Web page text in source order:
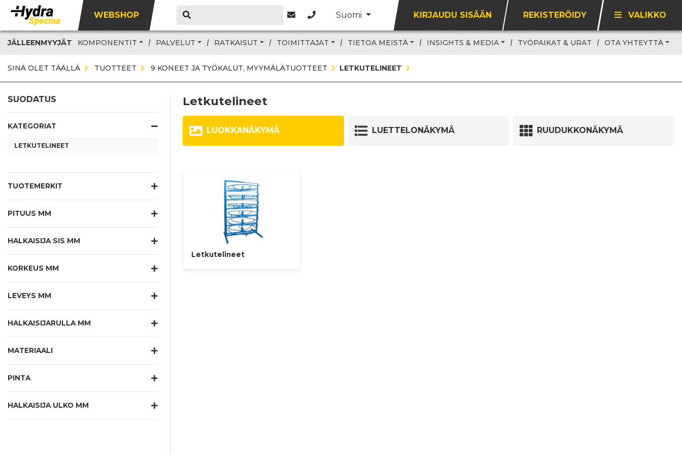
WEBSHOP Suomi KIRJAUDU SISÄÄN REKISTERÖIDY VALIKKO
JÄLLEENMYYJÄT KOMPONENTIT PALVELUT RATKAISUT TOIMITTAJAT TIETOA MEISTÄ INSIGHTS & MEDIA TYÖPAIKAT & URAT OTA YHTEYTTÄ
SINÄ OLET TÄÄLLÄ TUOTTEET 9 KONEET JA TYÖKALUT, MYYMÄLÄTUOTTEET LETKUTELINEET
SUODATUS
KATEGORIAT
LETKUTELINEET
TUOTEMERKIT
PITUUS MM
HALKAISIJA SIS MM
KORKEUS MM
LEVEYS MM
HALKAISIJARULLA MM
MATERIAALI
PINTA
HALKAISIJA ULKO MM
Letkutelineet
LUOKKANÄKYMÄ LUETTELONÄKYMÄ RUUDUKKONÄKYMÄ
Letkutelineet